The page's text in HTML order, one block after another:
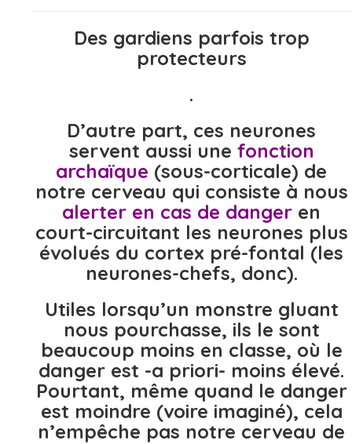
Des gardiens parfois trop
protecteurs
.
D’autre part, ces neurones
servent aussi une fonction
archaïque (sous-corticale) de
notre cerveau qui consiste à nous
alerter en cas de danger en
court-circuitant les neurones plus
évolués du cortex pré-fontal (les
neurones-chefs, donc).
Utiles lorsqu’un monstre gluant
nous pourchasse, ils le sont
beaucoup moins en classe, où le
danger est -a priori- moins élevé.
Pourtant, même quand le danger
est moindre (voire imaginé), cela
n’empêche pas notre cerveau de